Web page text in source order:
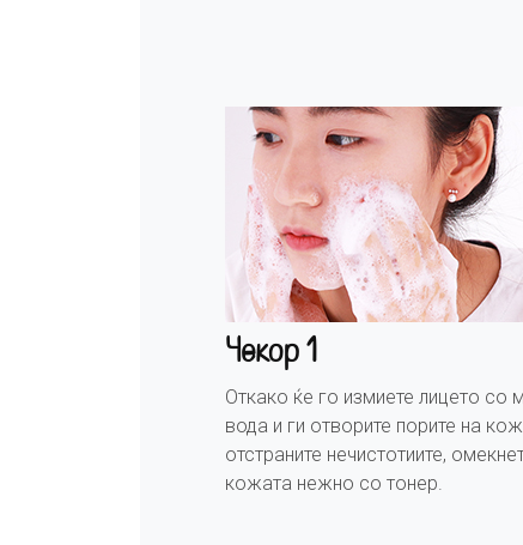
Чекор 1
Откако ќе го измиете лицето со
вода и ги отворите порите на
отстраните нечистотиите,
кожата нежно со тонер.